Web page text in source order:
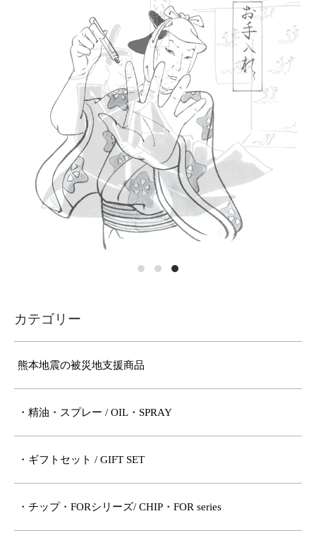
カテゴリー
熊本地震の被災地支援商品
・精油・スプレー / OIL・SPRAY
・ギフトセット / GIFT SET
・チップ・FORシリーズ/ CHIP・FOR series